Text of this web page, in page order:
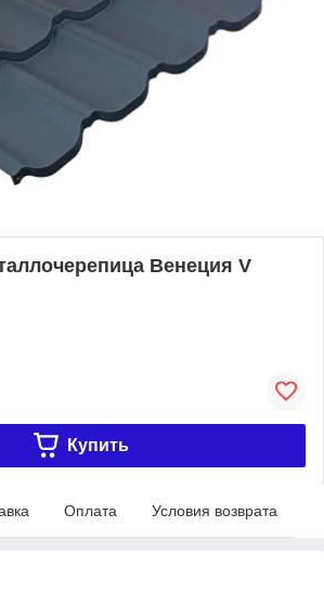
Венеция V
Купить
Оплата Условия возврата